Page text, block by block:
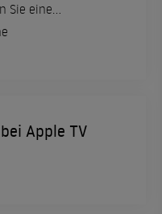
Sie eine
Familie.
Apple TV